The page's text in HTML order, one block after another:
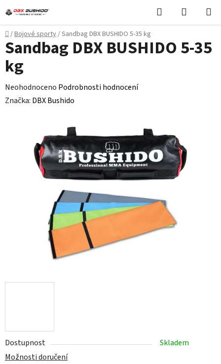
na
obsah
Hledat
KOŠÍK
Domů
/Bojové sporty/Sandbag DBX BUSHIDO 5-35 kg
Dostupnost
Skladem
Možnosti doručení
Sandbag DBX BUSHIDO 5-35
kg
Průměrné
hodnocení
Neohodnoceno Podrobnosti hodnocení
Značka: DBX Bushido